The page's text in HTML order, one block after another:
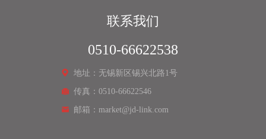
联系我们
0510-66622538
地址：无锡新区锡兴北路1号
传真：0510-66622546
邮箱：market@jd-link.com